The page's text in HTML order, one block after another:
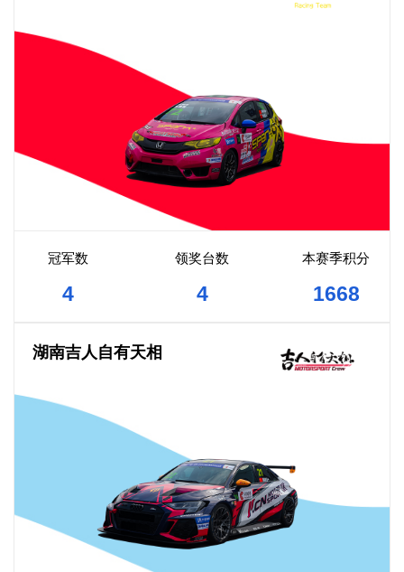
冠军数
4
领奖台数
4
本赛季积分
1668
湖南吉人自有天相